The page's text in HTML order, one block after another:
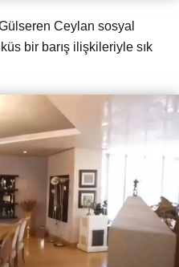
Ceylan sosyal
bir barış ilişkileriyle sık